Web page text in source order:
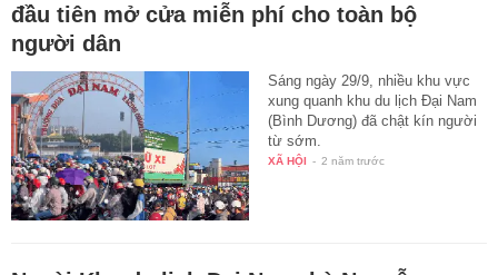
đầu tiên mở cửa miễn phí cho toàn bộ
người dân
Sáng ngày 29/9, nhiều khu vực
xung quanh khu du lịch Đại Nam
(Bình Dương) đã chật kín người
từ sớm.
XÃ HỘI - 2 năm trước